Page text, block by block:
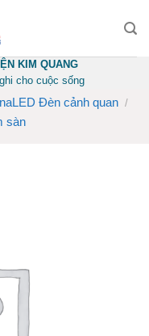
KIM QUANG
cho cuộc sống
Đèn cảnh quan /
sàn